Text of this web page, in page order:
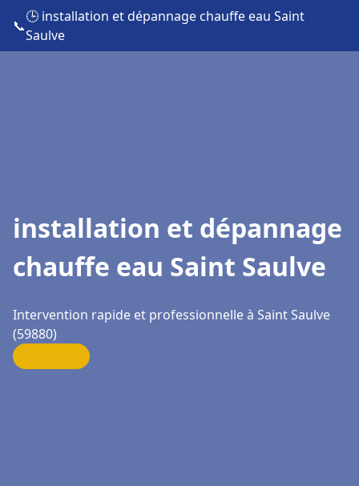
📞
🕒 installation et dépannage chauffe eau Saint
Saulve
installation et dépannage
chauffe eau Saint Saulve
Intervention rapide et professionnelle à Saint Saulve
(59880)